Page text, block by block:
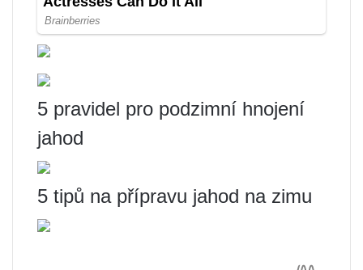
5 pravidel pro podzimní hnojení
jahod
5 tipů na přípravu jahod na zimu